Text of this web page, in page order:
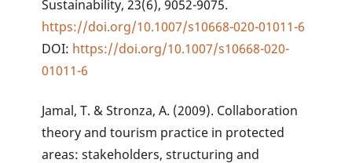
Sustainability, 23(6), 9052-9075.
https://doi.org/10.1007/s10668-020-01011-6
DOI: https://doi.org/10.1007/s10668-020-
01011-6
Jamal, T. & Stronza, A. (2009). Collaboration
theory and tourism practice in protected
areas: stakeholders, structuring and